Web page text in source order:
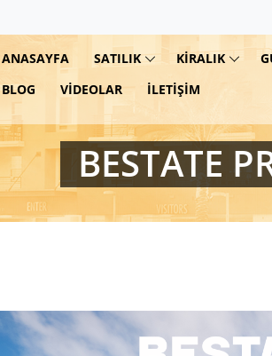
ANASAYFA SATILIK KIRALIK
BLOG
VIDEOLAR İLETIŞIM
BESTATE